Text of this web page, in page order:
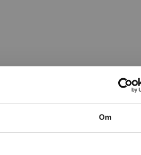
Om